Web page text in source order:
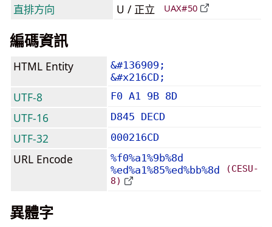
直排方向 U / 正立 UAX#50
編碼資訊
HTML Entity
&#136909;
&#x216CD;
UTF-8 F0 A1 9B 8D
UTF-16 D845 DECD
UTF-32 000216CD
URL Encode
%f0%a1%9b%8d
%ed%a1%85%ed%bb%8d
(CESU-
8)
異體字